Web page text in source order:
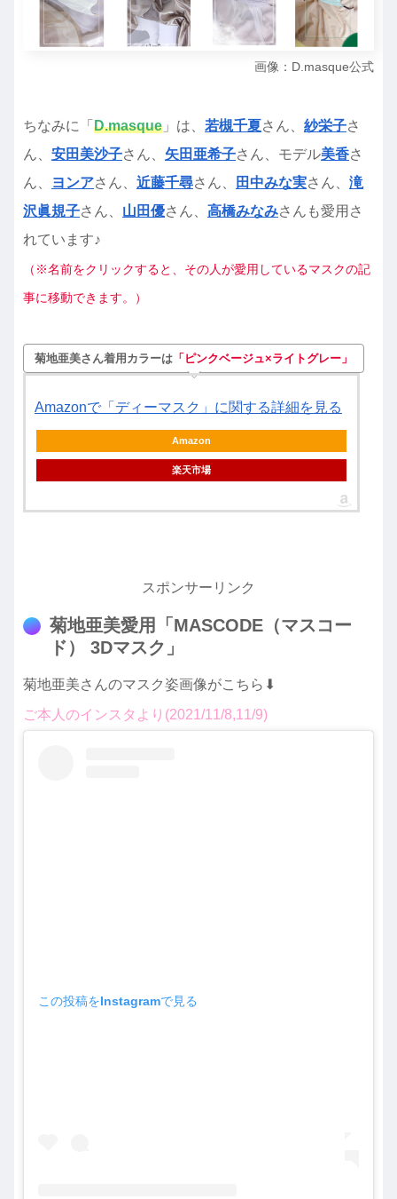
画像：D.masque公式
ちなみに「 D.masque 」は、 若槻千夏さん、 紗栄子さ
ん、 安田美沙子さん、 矢田亜希子さん、モデル美香さ
ん、
ヨンアさん、 近藤千尋さん、 田中みな実さん、 滝
沢眞規子さん、 山田優さん、 高橋みなみさんも愛用さ
れています♪
（※名前をクリックすると、その人が愛用しているマスクの記
事に移動できます。）
菊地亜美さん着用カラーは 「ピンクベージュ×ライトグレー」
Amazonで「ディーマスク」に関する詳細を見る
Amazon
楽天市場
スポンサーリンク
菊地亜美愛用「MASCODE（マスコー
ド） 3Dマスク」
菊地亜美さんのマスク姿画像がこちら⬇︎
ご本人のインスタより(2021/11/8,11/9)
この投稿をInstagramで見る